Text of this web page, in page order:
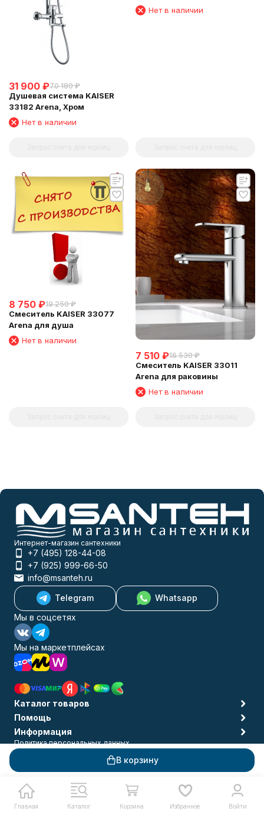
В корзину
31 900 ₽70 180 ₽
Душевая система KAISER
33182 Arena, Хром
Нет в наличии
для питьевой воды
Нет в наличии
8 750 ₽19 250 ₽
Смеситель KAISER 33077
Arena для душа
Нет в наличии
7 510 ₽16 530 ₽
Смеситель KAISER 33011
Arena для раковины
Нет в наличии
Главная Каталог Корзина Избранное Войти
Интернет-магазин сантехники
+7 (495) 128-44-08
+7 (925) 999-66-50
info@msanteh.ru
Telegram
Whatsapp
Мы в соцсетях
Мы на маркетплейсах
Каталог товаров
Помощь
Информация
Политика персональных данных
© 2009-2026 MSANTEH